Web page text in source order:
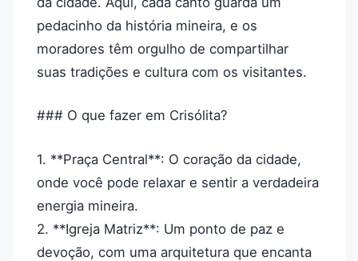
pedacinho da história mineira, e os
moradores têm orgulho de compartilhar
suas tradições e cultura com os visitantes.
### O que fazer em Crisólita?
1. **Praça Central**: O coração da cidade,
onde você pode relaxar e sentir a verdadeira
energia mineira.
2. **Igreja Matriz**: Um ponto de paz e
devoção, com uma arquitetura que encanta